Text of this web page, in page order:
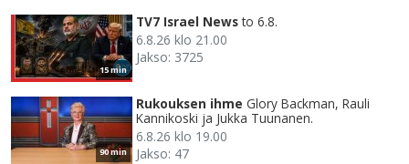
15 min
TV7 Israel News to 6.8.
6.8.26 klo 21.00
Jakso: 3725
90 min
Rukouksen ihme Glory Backman, Rauli
Kannikoski ja Jukka Tuunanen.
6.8.26 klo 19.00
Jakso: 47